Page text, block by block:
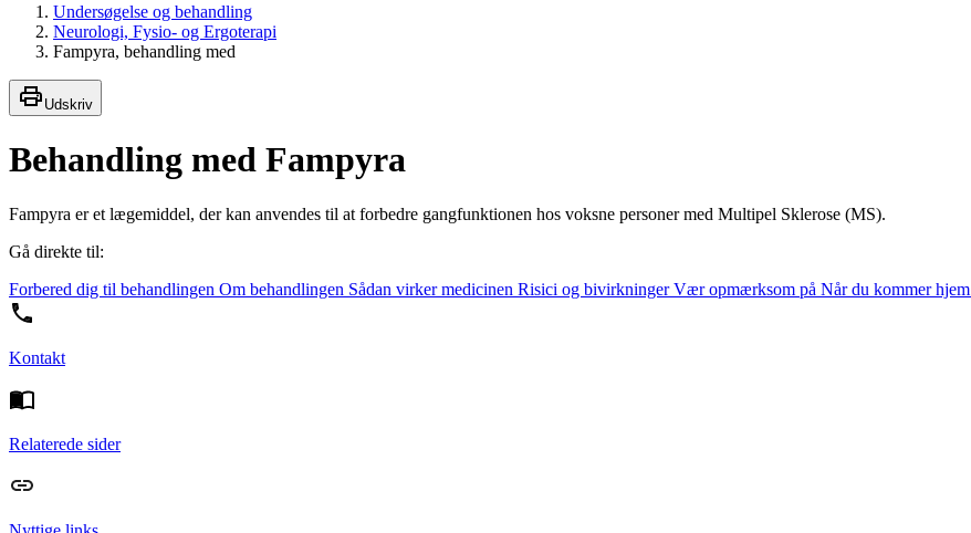
Undersøgelse og behandling
Neurologi, Fysio- og Ergoterapi
Fampyra, behandling med
Udskriv
Behandling med Fampyra
Fampyra er et lægemiddel, der kan anvendes til at forbedre gangfunktionen hos voksne personer med Multipel Sklerose (MS).
Gå direkte til:
Forbered dig til behandlingen Om behandlingen Sådan virker medicinen Risici og bivirkningerVær opmærksom på Når du kommer hjem
Kontakt
Relaterede sider